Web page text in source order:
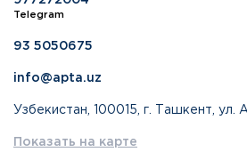
Telegram
93 5050675
info@apta.uz
Узбекистан, 100015, г. Ташкент, ул.
Показать на карте